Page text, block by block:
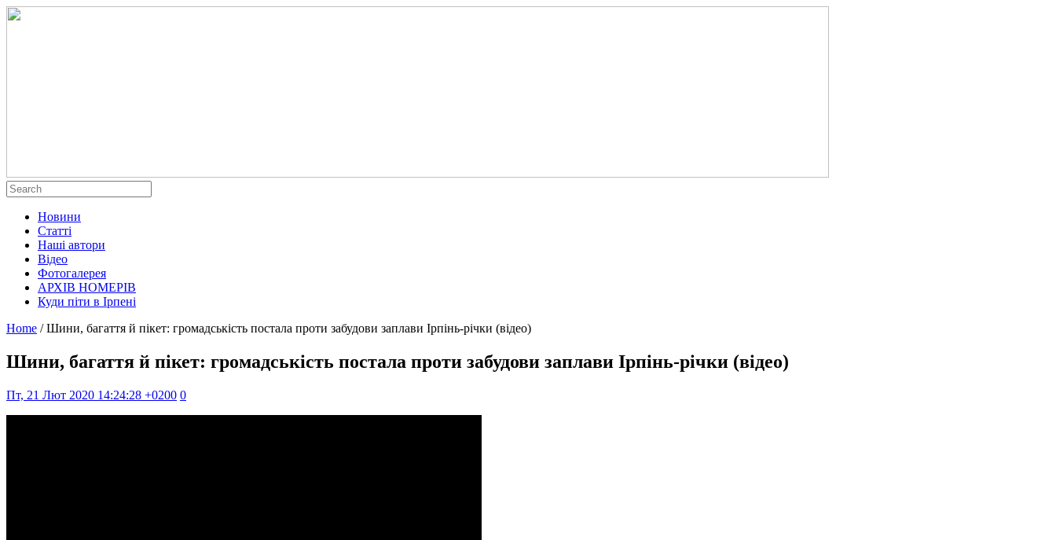
Новини
Статті
Наші автори
Відео
Фотогалерея
АРХІВ НОМЕРІВ
Куди піти в Ірпені
Home / Шини, багаття й пікет: громадськість постала проти забудови заплави Ірпінь-річки (відео)
Шини, багаття й пікет: громадськість постала проти забудови заплави Ірпінь-річки (відео)
Пт, 21 Лют 2020 14:24:28 +0200 0